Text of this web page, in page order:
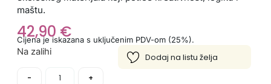
maštu.
42,90€
Cijena je iskazana s uključenim PDV-om (25%).
Na zalihi
- +